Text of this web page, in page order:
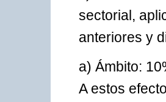
sectorial,
anteriores y
a) Ámbito:
A estos